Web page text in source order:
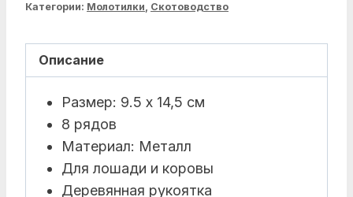
Категории: Молотилки, Скотоводство
Описание
Размер: 9.5 x 14,5 см
8 рядов
Материал: Металл
Для лошади и коровы
Деревянная рукоятка